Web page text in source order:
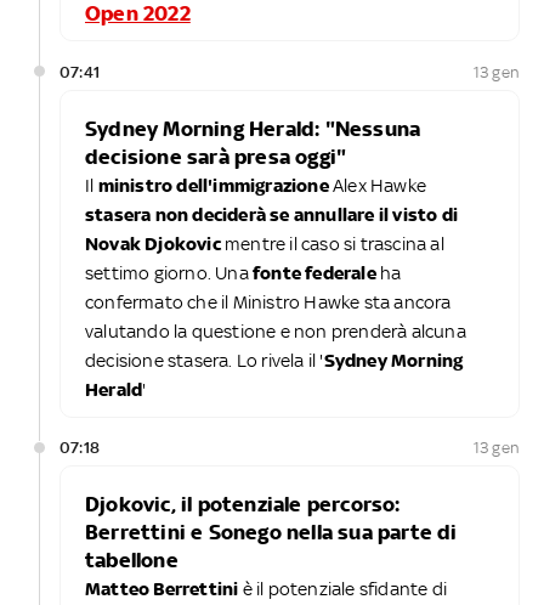
Open 2022
07:41 13 gen
Sydney Morning Herald: "Nessuna
decisione sarà presa oggi"
Il ministro dell'immigrazioneAlex Hawke
stasera non deciderà se annullare il visto di
Novak Djokovic mentre il caso si trascina al
settimo giorno. Unafonte federaleha
confermato che il Ministro Hawke sta ancora
valutando la questione e non prenderà alcuna
decisione stasera. Lo rivela il 'Sydney Morning
Herald'
07:18 13 gen
Djokovic, il potenziale percorso:
Berrettini e Sonego nella sua parte di
tabellone
Matteo Berrettini è il potenziale sfidante di